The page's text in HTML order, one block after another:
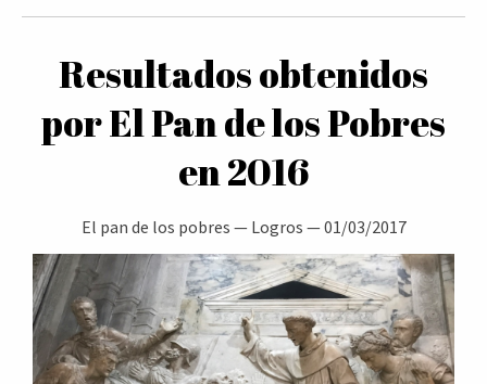
Resultados obtenidos
por El Pan de los Pobres
en 2016
El pan de los pobres — Logros —01/03/2017